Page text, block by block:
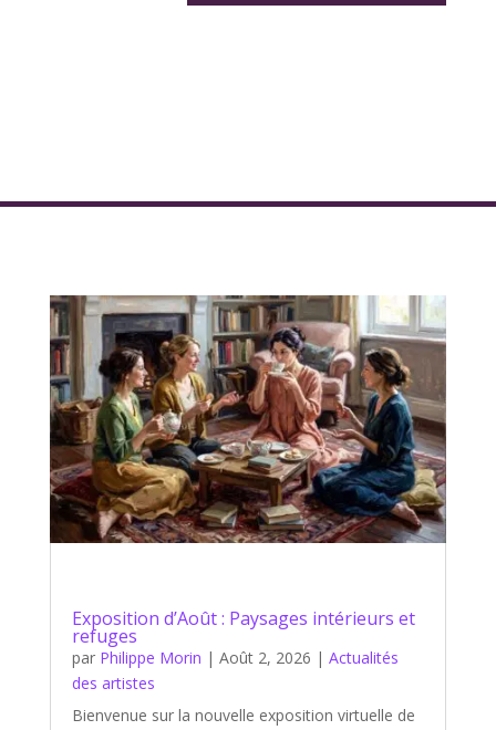
Exposition d’Août : Paysages intérieurs et
refuges
par Philippe Morin | Août 2, 2026 | Actualités
des artistes
Bienvenue sur la nouvelle exposition virtuelle de